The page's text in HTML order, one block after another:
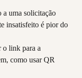
a uma solicitação
insatisfeito é pior do
o link para a
como usar QR